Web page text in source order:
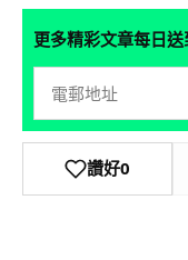
更多精彩文章每日
讚好0